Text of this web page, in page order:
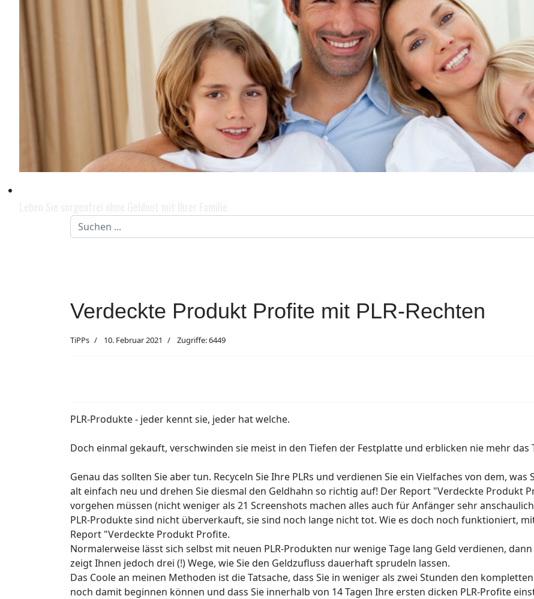
Suchen
...
Verdeckte Produkt Profite mit PLR-Rechten
TiPPs 10. Februar 2021 Zugriffe: 6449
PLR-Produkte - jeder kennt sie, jeder hat welche.
Doch einmal gekauft, verschwinden sie meist in den Tiefen der Festplatte und erblicken nie mehr das
Genau das sollten Sie aber tun. Recyceln Sie Ihre PLRs und verdienen Sie ein Vielfaches von dem,
alt einfach neu und drehen Sie diesmal den Geldhahn so richtig auf! Der Report "Verdeckte Produkt
vorgehen müssen (nicht weniger als 21 Screenshots machen alles auch für Anfänger sehr
PLR-Produkte sind nicht überverkauft, sie sind noch lange nicht tot. Wie es doch noch funktioniert,
Report "Verdeckte Produkt Profite.
Normalerweise lässt sich selbst mit neuen PLR-Produkten nur wenige Tage lang Geld verdienen,
zeigt Ihnen jedoch drei (!) Wege, wie Sie den Geldzufluss dauerhaft sprudeln lassen.
Das Coole an meinen Methoden ist die Tatsache, dass Sie in weniger als zwei Stunden den
noch damit beginnen können und dass Sie innerhalb von 14 Tagen Ihre ersten dicken PLR-Profite